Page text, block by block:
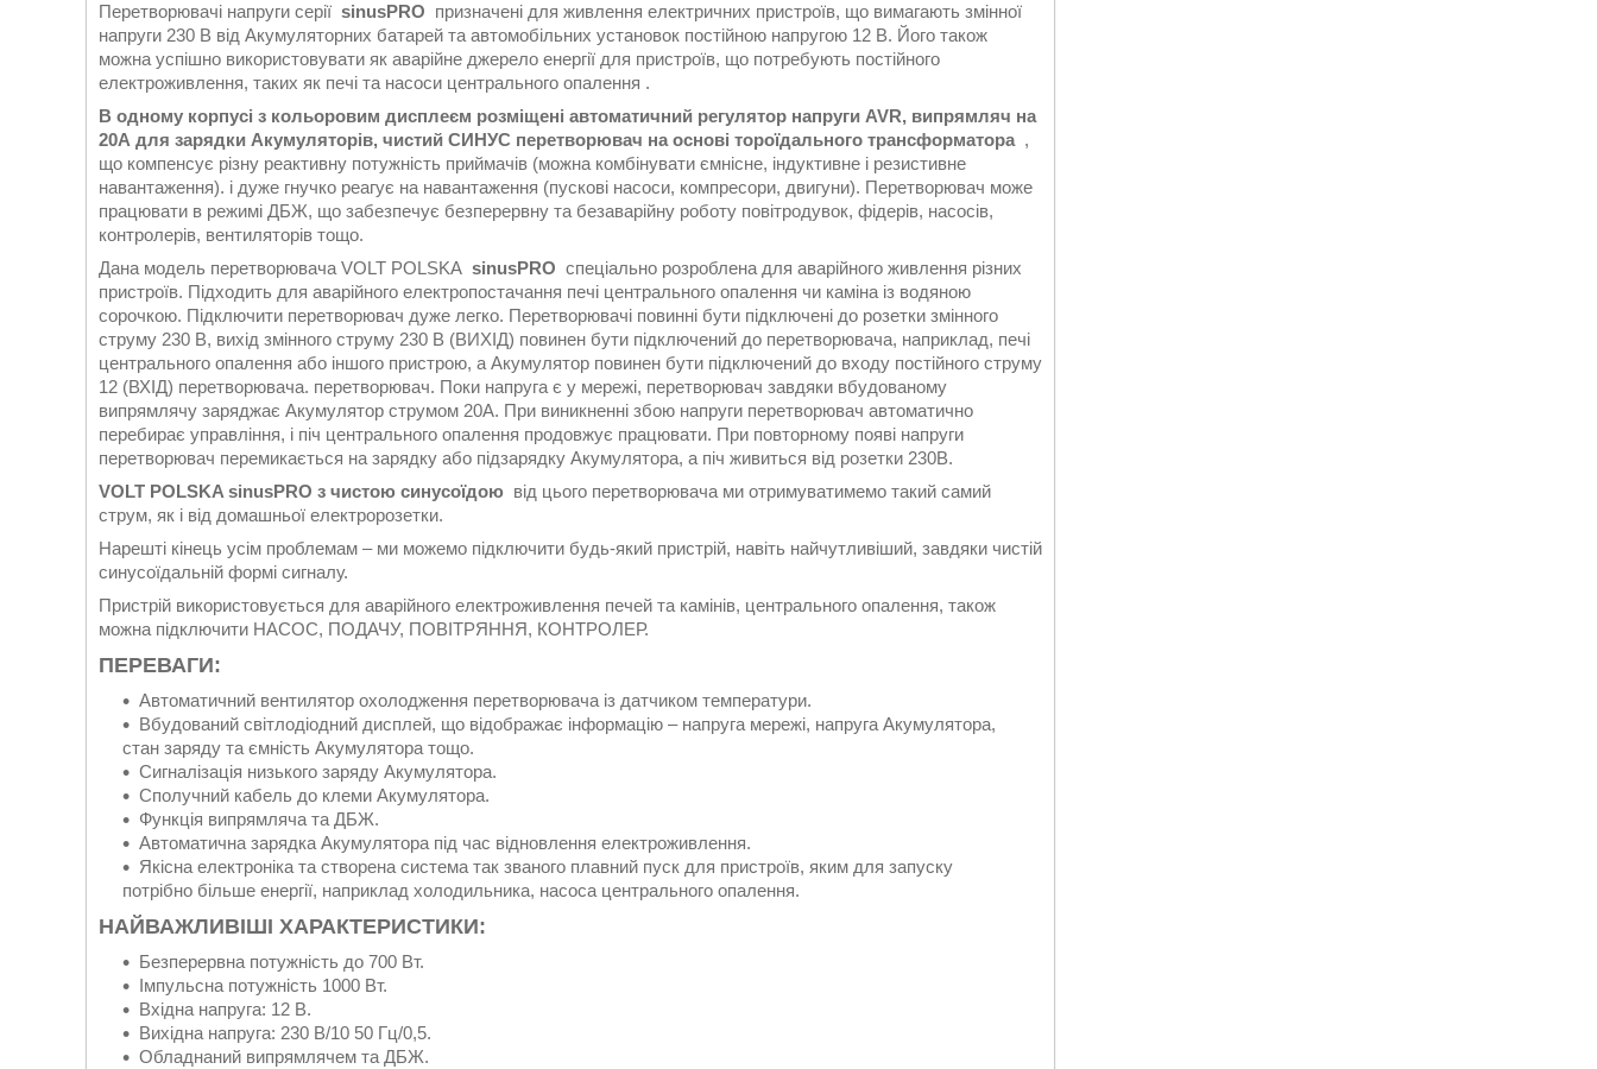
Перетворювачі напруги серії sinusPRO призначені для живлення електричних пристроїв, що вимагають змінної
напруги 230 В від Акумуляторних батарей та автомобільних установок постійною напругою 12 В. Його також
можна успішно використовувати як аварійне джерело енергії для пристроїв, що потребують постійного
електроживлення, таких як печі та насоси центрального опалення .
В одному корпусі з кольоровим дисплеєм розміщені автоматичний регулятор напруги AVR, випрямляч на
20А для зарядки Акумуляторів, чистий СИНУС перетворювач на основі тороїдального трансформатора ,
що компенсує різну реактивну потужність приймачів (можна комбінувати ємнісне, індуктивне і резистивне
навантаження). і дуже гнучко реагує на навантаження (пускові насоси, компресори, двигуни). Перетворювач може
працювати в режимі ДБЖ, що забезпечує безперервну та безаварійну роботу повітродувок, фідерів, насосів,
контролерів, вентиляторів тощо.
Дана модель перетворювача VOLT POLSKA sinusPRO спеціально розроблена для аварійного живлення різних
пристроїв. Підходить для аварійного електропостачання печі центрального опалення чи каміна із водяною
сорочкою. Підключити перетворювач дуже легко. Перетворювачі повинні бути підключені до розетки змінного
струму 230 В, вихід змінного струму 230 В (ВИХІД) повинен бути підключений до перетворювача, наприклад, печі
центрального опалення або іншого пристрою, а Акумулятор повинен бути підключений до входу постійного струму
12 (ВХІД) перетворювача. перетворювач. Поки напруга є у мережі, перетворювач завдяки вбудованому
випрямлячу заряджає Акумулятор струмом 20А. При виникненні збою напруги перетворювач автоматично
перебирає управління, і піч центрального опалення продовжує працювати. При повторному появі напруги
перетворювач перемикається на зарядку або підзарядку Акумулятора, а піч живиться від розетки 230В.
VOLT POLSKA sinusPRO з чистою синусоїдою від цього перетворювача ми отримуватимемо такий самий
струм, як і від домашньої електророзетки.
Нарешті кінець усім проблемам – ми можемо підключити будь-який пристрій, навіть найчутливіший, завдяки чистій
синусоїдальній формі сигналу.
Пристрій використовується для аварійного електроживлення печей та камінів, центрального опалення, також
можна підключити НАСОС, ПОДАЧУ, ПОВІТРЯННЯ, КОНТРОЛЕР.
ПЕРЕВАГИ:
Автоматичний вентилятор охолодження перетворювача із датчиком температури.
Вбудований світлодіодний дисплей, що відображає інформацію – напруга мережі, напруга Акумулятора,
стан заряду та ємність Акумулятора тощо.
Сигналізація низького заряду Акумулятора.
Сполучний кабель до клеми Акумулятора.
Функція випрямляча та ДБЖ.
Автоматична зарядка Акумулятора під час відновлення електроживлення.
Якісна електроніка та створена система так званого плавний пуск для пристроїв, яким для запуску
потрібно більше енергії, наприклад холодильника, насоса центрального опалення.
НАЙВАЖЛИВІШІ ХАРАКТЕРИСТИКИ:
Безперервна потужність до 700 Вт.
Імпульсна потужність 1000 Вт.
Вхідна напруга: 12 В.
Вихідна напруга: 230 В/10 50 Гц/0,5.
Обладнаний випрямлячем та ДБЖ.